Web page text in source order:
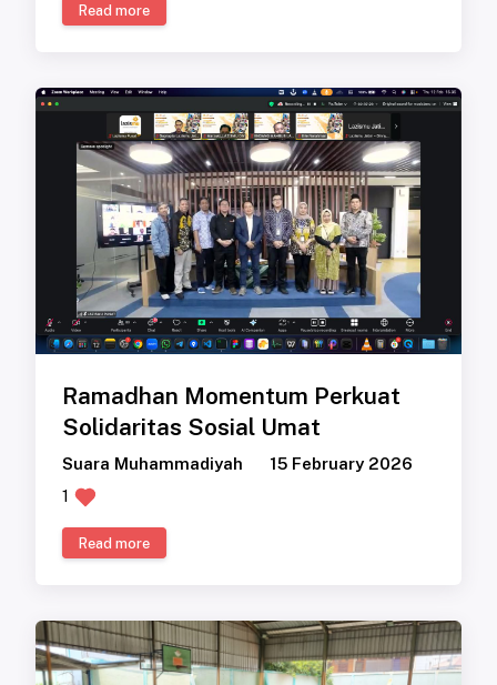
Read more
Ramadhan Momentum Perkuat
Solidaritas Sosial Umat
Suara Muhammadiyah
15 February 2026
1
Read more